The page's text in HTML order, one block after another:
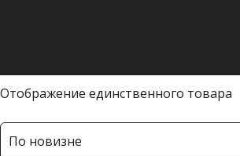
Отображение единственного товара